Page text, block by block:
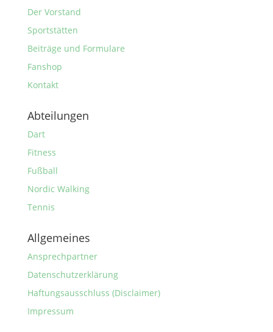
Der Vorstand
Sportstätten
Beiträge und Formulare
Fanshop
Kontakt
Abteilungen
Dart
Fitness
Fußball
Nordic Walking
Tennis
Allgemeines
Ansprechpartner
Datenschutzerklärung
Haftungsausschluss (Disclaimer)
Impressum